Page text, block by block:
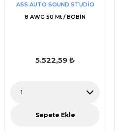
ASS AUTO SOUND STUDİO
8 AWG 50 Mt / BOBİN
5.522,59 ₺
Sepete Ekle